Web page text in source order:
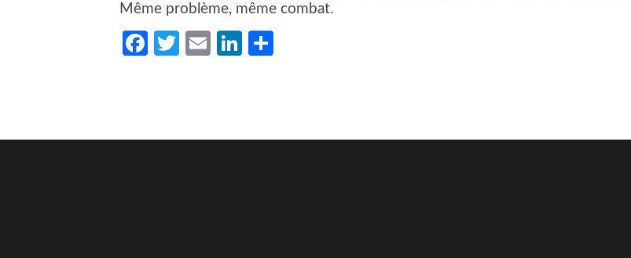
Même problème, même combat.
Facebook
Twitter
EmailLinkedIn